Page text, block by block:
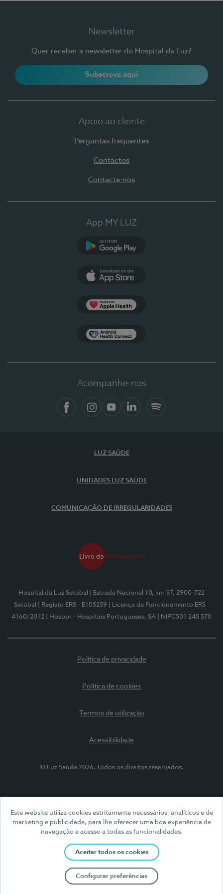
Este website utiliza cookies estritamente necessários, analíticos e de
marketing e publicidade, para lhe oferecer uma boa experiência de
navegação e acesso a todas as funcionalidades.
Aceitar todos os cookies
Configurar preferências
Newsletter
Quer receber a newsletter do Hospital da Luz?
Subscreva aqui
Apoio ao cliente
Perguntas frequentes
Contactos
Contacte-nos
App MY LUZ
Acompanhe-nos
LUZ SAÚDE
UNIDADES LUZ SAÚDE
COMUNICAÇÃO DE IRREGULARIDADES
Hospital da Luz Setúbal
| Estrada Nacional 10, km 37, 2900-722
Setúbal
| Registo ERS - E105259
| Licença de Funcionamento ERS -
4160/2012
| Hospor - Hospitais Portugueses, SA | NIPC501 245 570
Política de privacidade
Política de cookies
Termos de utilização
Acessibilidade
© Luz Saúde 2026. Todos os direitos reservados.